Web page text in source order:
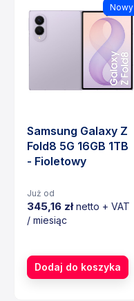
Nowy
Samsung Galaxy Z
Fold8 5G 16GB 1TB
- Fioletowy
Już od
345,16 złnetto + VAT
/ miesiąc
Dodaj do koszyka